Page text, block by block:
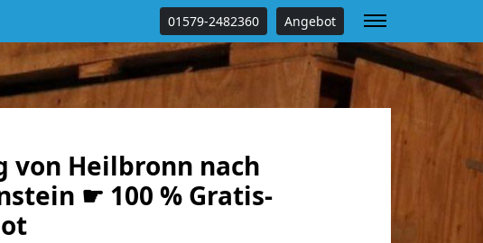
01579-2482360 Angebot
von Heilbronn nach
☛ 100 % Gratis-